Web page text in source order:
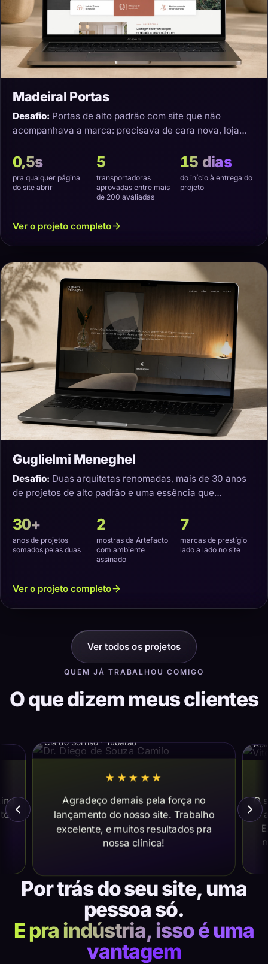
Madeiral Portas
Desafio: Portas de alto padrão com site que não
acompanhava a marca: precisava de cara nova, loja
0,5s
pra qualquer página
do site abrir
5
transportadoras
aprovadas entre mais
de 200 avaliadas
15 dias
do início à entrega do
projeto
Ver o projeto completo
Guglielmi Meneghel
Desafio: Duas arquitetas renomadas, mais de 30 anos
de projetos de alto padrão e uma essência que
30+
anos de projetos
somados pelas duas
2
mostras da Artefacto
com ambiente
assinado
7
marcas de prestígio
lado a lado no site
Ver o projeto completo
Ver todos os projetos
QUEM JÁ TRABALHOU COMIGO
O que dizem meus clientes
Cia do Sorriso · Tubarão
★★★★★
Agradeço demais pela força no
lançamento do nosso site. Trabalho
excelente, e muitos resultados pra
nossa clínica!
O
Por trás do seu site, uma
pessoa só.
E pra indústria, isso é uma
vantagem